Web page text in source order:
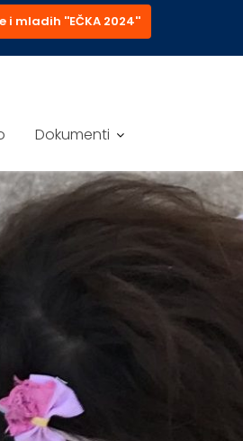
i mladih ''EČKA 2024''
Dokumenti